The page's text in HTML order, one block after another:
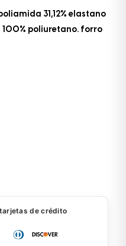
31,12% elastano
100% poliuretano. forro
de crédito